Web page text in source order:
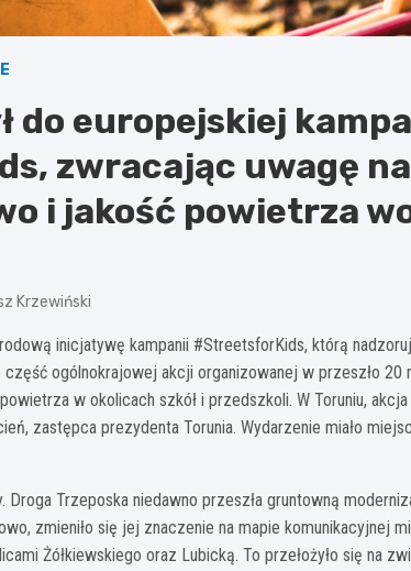
do europejskiej
zwracając uwagę na
i jakość powietrza
Krzewiński
inicjatywę kampanii #StreetsforKids, którą
ogólnokrajowej akcji organizowanej w przeszło 20
w okolicach szkół i przedszkoli. W Toruniu,
zastępca prezydenta Torunia. Wydarzenie miało
Droga Trzeposka niedawno przeszła gruntowną
zmieniło się jej znaczenie na mapie komunikacyjnej
Żółkiewskiego oraz Lubicką. To przełożyło się na